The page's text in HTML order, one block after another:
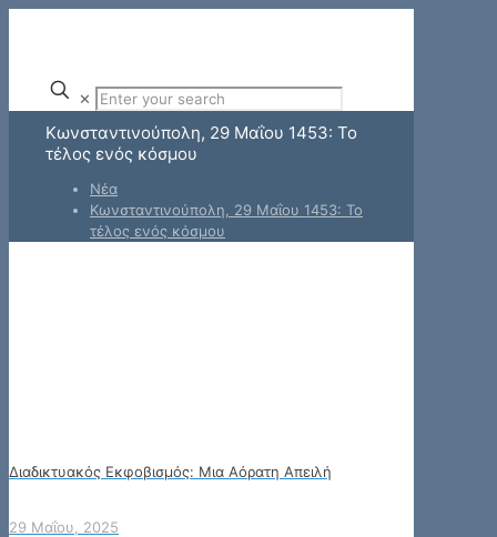
✕
Κωνσταντινούπολη, 29 Μαΐου 1453: Το
τέλος ενός κόσμου
Νέα
Κωνσταντινούπολη, 29 Μαΐου 1453: Το
τέλος ενός κόσμου
Διαδικτυακός Εκφοβισμός: Μια Αόρατη Απειλή
29 Μαΐου, 2025